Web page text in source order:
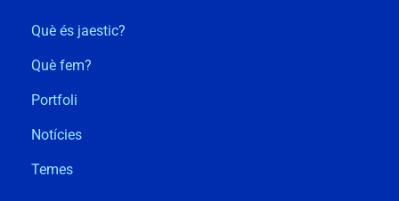
Què és jaestic?
Què fem?
Portfoli
Notícies
Temes